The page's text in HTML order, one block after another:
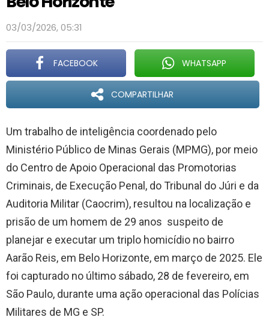
03/03/2026, 05:31
FACEBOOK WHATSAPP
COMPARTILHAR
Um trabalho de inteligência coordenado pelo
Ministério Público de Minas Gerais (MPMG), por meio
do Centro de Apoio Operacional das Promotorias
Criminais, de Execução Penal, do Tribunal do Júri e da
Auditoria Militar (Caocrim), resultou na localização e
prisão de um homem de 29 anos suspeito de
planejar e executar um triplo homicídio no bairro
Aarão Reis, em Belo Horizonte, em março de 2025. Ele
foi capturado no último sábado, 28 de fevereiro, em
São Paulo, durante uma ação operacional das Polícias
Militares de MG e SP.